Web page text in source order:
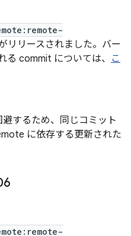
リリースされました。バー
commit については、 こ
するため、同じコミット
に依存する更新された